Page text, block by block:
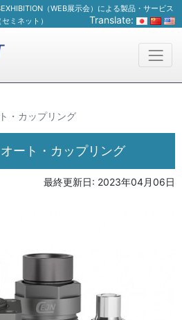
（WEB展示会）による製品・サービス
ミネット）
Translate:
・カップリング
ート・カップリング
最終更新日: 2023年04月06日